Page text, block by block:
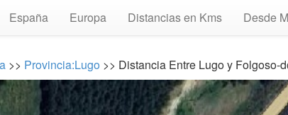
España Europa Distancias en Kms Desde
>> Provincia:Lugo >> Distancia Entre Lugo y Folgoso-